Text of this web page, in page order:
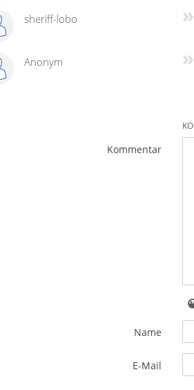
sheriff-lobo »
Anonym »
Kommentar
Name
E-Mail